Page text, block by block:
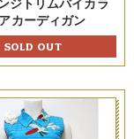
ジトリムバイカラ
カーディガン
SOLD OUT